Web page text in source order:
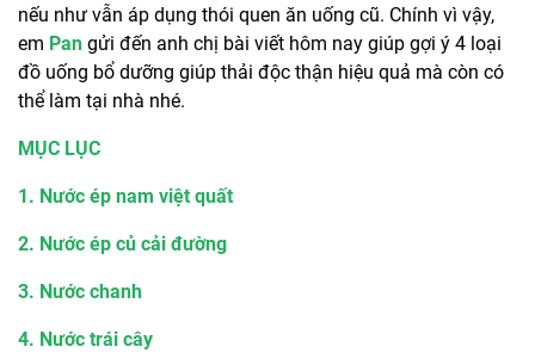
nếu như vẫn áp dụng thói quen ăn uống cũ. Chính vì vậy,
em Pan gửi đến anh chị bài viết hôm nay giúp gợi ý 4 loại
đồ uống bổ dưỡng giúp thải độc thận hiệu quả mà còn có
thể làm tại nhà nhé.
MỤC LỤC
1. Nước ép nam việt quất
2. Nước ép củ cải đường
3. Nước chanh
4. Nước trái cây